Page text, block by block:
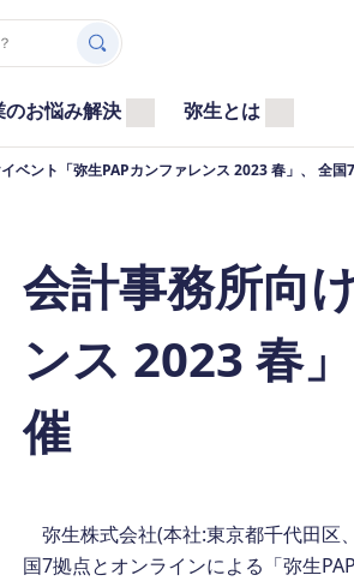
のお悩み解決 弥生とは
ベント「弥生PAPカンファレンス 2023 春」、 全
会計事務所向
ンス 2023 春
催
弥生株式会社(本社:東京都千代田区
国7拠点とオンラインによる「弥生